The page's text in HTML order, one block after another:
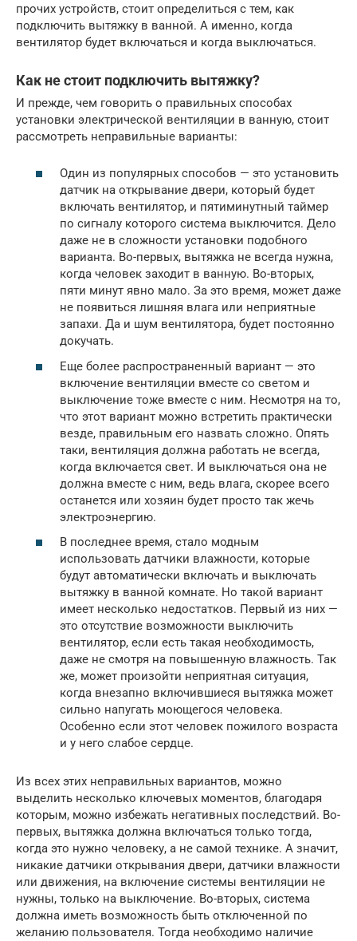
прочих устройств, стоит определиться с тем, как
подключить вытяжку в ванной. А именно, когда
вентилятор будет включаться и когда выключаться.
Как не стоит подключить вытяжку?
И прежде, чем говорить о правильных способах
установки электрической вентиляции в ванную, стоит
рассмотреть неправильные варианты:
Один из популярных способов — это установить
датчик на открывание двери, который будет
включать вентилятор, и пятиминутный таймер
по сигналу которого система выключится. Дело
даже не в сложности установки подобного
варианта. Во-первых, вытяжка не всегда нужна,
когда человек заходит в ванную. Во-вторых,
пяти минут явно мало. За это время, может даже
не появиться лишняя влага или неприятные
запахи. Да и шум вентилятора, будет постоянно
докучать.
Еще более распространенный вариант — это
включение вентиляции вместе со светом и
выключение тоже вместе с ним. Несмотря на то,
что этот вариант можно встретить практически
везде, правильным его назвать сложно. Опять
таки, вентиляция должна работать не всегда,
когда включается свет. И выключаться она не
должна вместе с ним, ведь влага, скорее всего
останется или хозяин будет просто так жечь
электроэнергию.
В последнее время, стало модным
использовать датчики влажности, которые
будут автоматически включать и выключать
вытяжку в ванной комнате. Но такой вариант
имеет несколько недостатков. Первый из них —
это отсутствие возможности выключить
вентилятор, если есть такая необходимость,
даже не смотря на повышенную влажность. Так
же, может произойти неприятная ситуация,
когда внезапно включившиеся вытяжка может
сильно напугать моющегося человека.
Особенно если этот человек пожилого возраста
и у него слабое сердце.
Из всех этих неправильных вариантов, можно
выделить несколько ключевых моментов, благодаря
которым, можно избежать негативных последствий. Во-
первых, вытяжка должна включаться только тогда,
когда это нужно человеку, а не самой технике. А значит,
никакие датчики открывания двери, датчики влажности
или движения, на включение системы вентиляции не
нужны, только на выключение. Во-вторых, система
должна иметь возможность быть отключенной по
желанию пользователя. Тогда необходимо наличие